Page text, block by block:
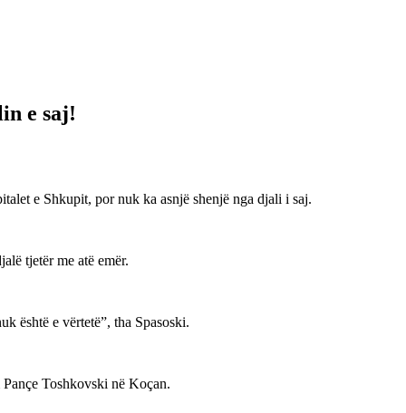
e saj!
e Shkupit, por nuk ka asnjë shenjë nga djali i saj.
tjetër me atë emër.
është e vërtetë”, tha Spasoski.
Toshkovski në Koçan.